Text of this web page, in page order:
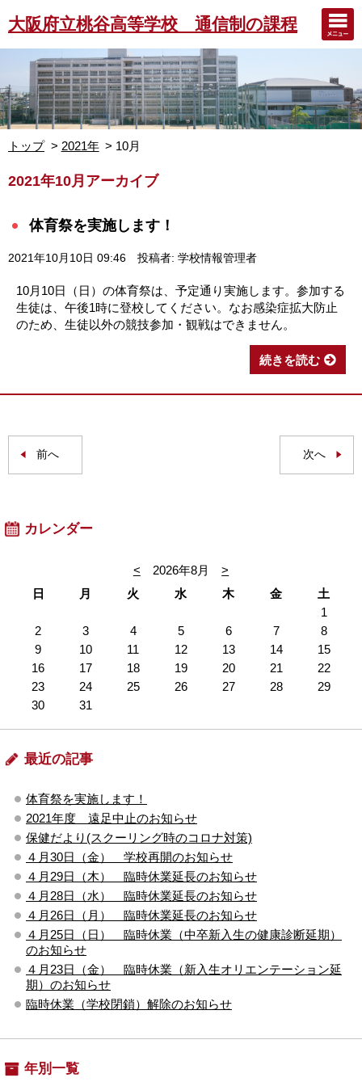
大阪府立桃谷高等学校 通信制の課程
トップ 2021年 10月
2021年10月アーカイブ
体育祭を実施します！
2021年10月10日 09:46 投稿者: 学校情報管理者
10月10日（日）の体育祭は、予定通り実施します。参加する
生徒は、午後1時に登校してください。なお感染症拡大防止
のため、生徒以外の競技参加・観戦はできません。
続きを読む
前へ 次へ
カレンダー
< 2026年8月
>
日
月 火 水 木 金
土
1
2
3 4 5 6 7
8
9
10 11 12 13 14
15
16
17 18 19 20 21
22
23
24 25 26 27 28
29
30
31
最近の記事
体育祭を実施します！
2021年度 遠足中止のお知らせ
保健だより(スクーリング時のコロナ対策)
４月30日（金） 学校再開のお知らせ
４月29日（木） 臨時休業延長のお知らせ
４月28日（水） 臨時休業延長のお知らせ
４月26日（月） 臨時休業延長のお知らせ
４月25日（日） 臨時休業（中卒新入生の健康診断延期）
のお知らせ
４月23日（金） 臨時休業（新入生オリエンテーション延
期）のお知らせ
臨時休業（学校閉鎖）解除のお知らせ
年別一覧